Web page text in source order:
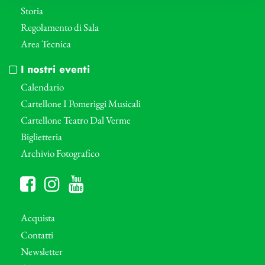
Storia
Regolamento di Sala
Area Tecnica
I nostri eventi
Calendario
Cartellone I Pomeriggi Musicali
Cartellone Teatro Dal Verme
Biglietteria
Archivio Fotografico
Acquista
Contatti
Newsletter